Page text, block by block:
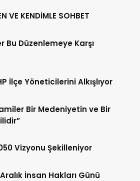
VE KENDİMLE SOHBET
Bu Düzenlemeye Karşı
İlçe Yöneticilerini Alkışlıyor
Bir Medeniyetin ve Bir
Vizyonu Şekilleniyor
Aralık İnsan Hakları Günü